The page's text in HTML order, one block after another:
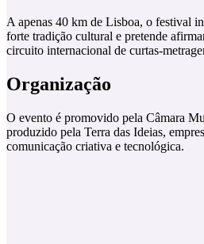
A apenas 40 km de Lisboa, o festival
forte tradição cultural e pretende
circuito internacional de curtas-
Organização
O evento é promovido pela Câmara
produzido pela Terra das Ideias,
comunicação criativa e tecnológica.